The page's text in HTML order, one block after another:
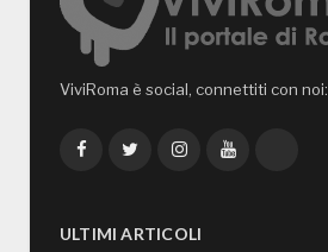
ViviRoma è social, connettiti con noi:
FacebookTwitterInstagramYouTube
ULTIMI ARTICOLI